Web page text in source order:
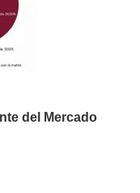
del Mercado